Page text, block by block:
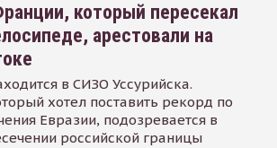
который пересекал
арестовали на
в СИЗО Уссурийска.
хотел поставить рекорд по
Евразии, подозревается в
российской границы